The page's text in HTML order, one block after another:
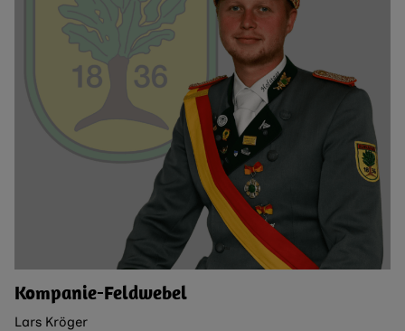
Kompanie-Feldwebel
Lars Kröger